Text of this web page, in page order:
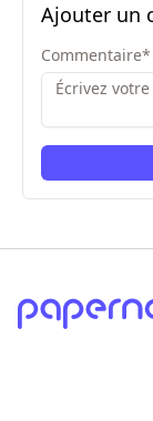
Ajouter un
Commentaire*